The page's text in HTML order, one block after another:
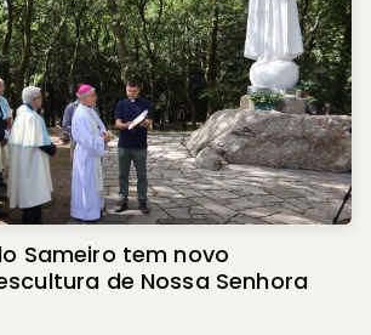
Sameiro tem novo
de Nossa Senhora